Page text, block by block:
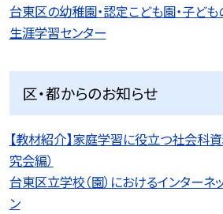
台東区の幼稚園・認定こども園・子ど
生涯学習センター
区・都からのお知らせ
【教材紹介】家庭学習に役立つ社会科
究会編）
台東区立学校（園）におけるインターネ
ン